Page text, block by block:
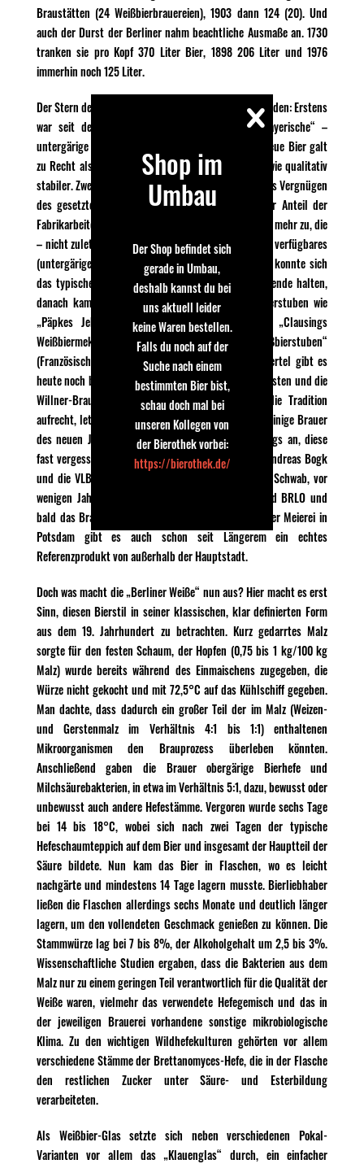
Braustätten (24 Weißbierbrauereien), 1903 dann 124 (20). Und
auch der Durst der Berliner nahm beachtliche Ausmaße an. 1730
tranken sie pro Kopf 370 Liter Bier, 1898 206 Liter und 1976
immerhin noch 125 Liter.
Der Stern des Berliner Weißbieres sank aus zwei Gründen: Erstens
war seit der Mitte des 19. Jahrhunderts die „bayerische“ –
untergärige – Brauweise auf dem Vormarsch. Das neue Bier galt
zu Recht als einfacher und billiger herzustellen, sowie qualitativ
stabiler. Zweitens war die Berliner Weiße ein typisches Vergnügen
des gesetzten Bürgertums der Biedermeierzeit. Der Anteil der
Fabrikarbeiter nahm mit der Industrialisierung immer mehr zu, die
– nicht zuletzt während der Arbeit – gerne auf leicht verfügbares
(untergäriges) Flaschenbier zurückgriffen. Dennoch konnte sich
das typische Berliner Getränk bis zur Jahrhundertwende halten,
danach kam Stück für Stück das Aus für Weißbierstuben wie
„Päpkes Jeheimratskneipe“ (Jerusalemer Straße), „Clausings
Weißbiermekka“ (Zimmerstraße) oder „Haases Weißbierstuben“
(Französische Straße). Den „Nußbaum“ im Nikolaiviertel gibt es
heute noch bzw. wieder. Nur Kindl/Schultheiss im Westen und die
Willner-Brauerei im Osten hielten anschließend die Tradition
aufrecht, letztere aber nur bis in die 1980er Jahre. Einige Brauer
des neuen Jahrtausends schicken sich nun allerdings an, diese
fast vergessene Tradition wiederzubeleben: Pionier Andreas Bogk
und die VLB, nur kurz darauf „Brewbaker“ Michael Schwab, vor
wenigen Jahren dann „Schneeeule“ Ulrike Genz und BRLO und
bald das Brauhaus Lemke. Mit der „Weissen“ aus der Meierei in
Potsdam gibt es auch schon seit Längerem ein echtes
Referenzprodukt von außerhalb der Hauptstadt.
Doch was macht die „Berliner Weiße“ nun aus? Hier macht es erst
Sinn, diesen Bierstil in seiner klassischen, klar definierten Form
aus dem 19. Jahrhundert zu betrachten. Kurz gedarrtes Malz
sorgte für den festen Schaum, der Hopfen (0,75 bis 1 kg/100 kg
Malz) wurde bereits während des Einmaischens zugegeben, die
Würze nicht gekocht und mit 72,5°C auf das Kühlschiff gegeben.
Man dachte, dass dadurch ein großer Teil der im Malz (Weizen-
und Gerstenmalz im Verhältnis 4:1 bis 1:1) enthaltenen
Mikroorganismen den Brauprozess überleben könnten.
Anschließend gaben die Brauer obergärige Bierhefe und
Milchsäurebakterien, in etwa im Verhältnis 5:1, dazu, bewusst oder
unbewusst auch andere Hefestämme. Vergoren wurde sechs Tage
bei 14 bis 18°C, wobei sich nach zwei Tagen der typische
Hefeschaumteppich auf dem Bier und insgesamt der Hauptteil der
Säure bildete. Nun kam das Bier in Flaschen, wo es leicht
nachgärte und mindestens 14 Tage lagern musste. Bierliebhaber
ließen die Flaschen allerdings sechs Monate und deutlich länger
lagern, um den vollendeten Geschmack genießen zu können. Die
Stammwürze lag bei 7 bis 8%, der Alkoholgehalt um 2,5 bis 3%.
Wissenschaftliche Studien ergaben, dass die Bakterien aus dem
Malz nur zu einem geringen Teil verantwortlich für die Qualität der
Weiße waren, vielmehr das verwendete Hefegemisch und das in
der jeweiligen Brauerei vorhandene sonstige mikrobiologische
Klima. Zu den wichtigen Wildhefekulturen gehörten vor allem
verschiedene Stämme der Brettanomyces-Hefe, die in der Flasche
den restlichen Zucker unter Säure- und Esterbildung
verarbeiteten.
Als Weißbier-Glas setzte sich neben verschiedenen Pokal-
Varianten vor allem das „Klauenglas“ durch, ein einfacher
Shop im
Umbau
Der Shop befindet sich
gerade in Umbau,
deshalb kannst du bei
uns aktuell leider
keine Waren bestellen.
Falls du noch auf der
Suche nach einem
bestimmten Bier bist,
schau doch mal bei
unseren Kollegen von
der Bierothek vorbei:
https://bierothek.de/